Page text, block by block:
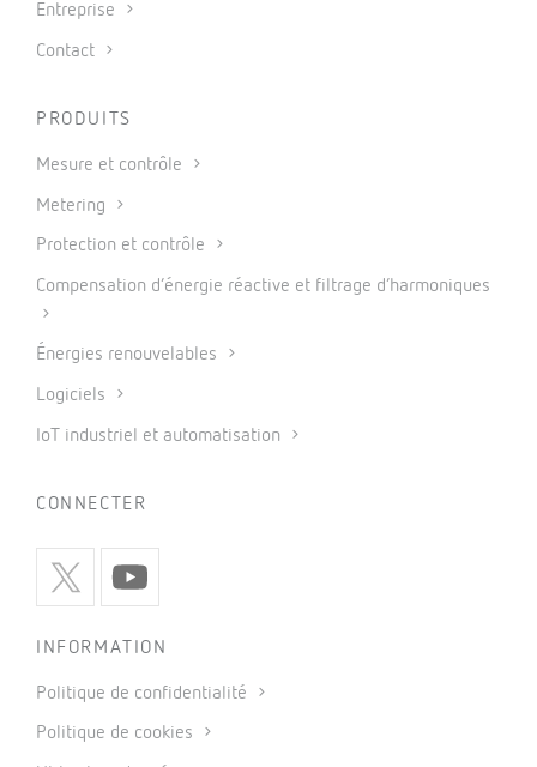
Entreprise
Contact
PRODUITS
Mesure et contrôle
Metering
Protection et contrôle
Compensation d’énergie réactive et filtrage d’harmoniques
Énergies renouvelables
Logiciels
IoT industriel et automatisation
CONNECTER
INFORMATION
Politique de confidentialité
Politique de cookies